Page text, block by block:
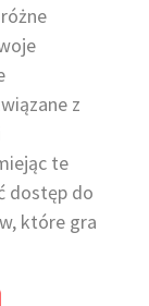
z
te
dostęp do
które gra